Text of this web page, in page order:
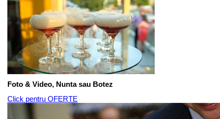
Foto & Video, Nunta sau Botez
Click pentru OFERTE